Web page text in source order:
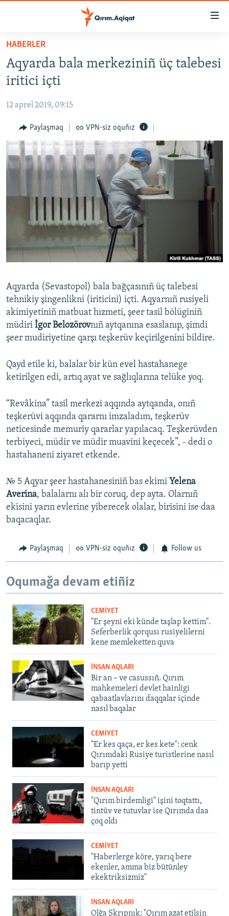
Esas
qaytmaq
Baş
navigatsiyağa
qaytmaq
qaytmaq
HABERLER
SİYASET
İQTİSADİYAT
CEMİYET
MEDENİYET
İNSAN AQLARI
VİDEO
BLOGLAR
FİKİR
Русский
Українською
QOŞULIÑIZ!
RFE/RS bütün saytları
HABERLER
Aqyarda bala merkeziniñ üç talebesi
iritici içti
12 aprel 2019, 09:15
Paylaşmaq VPN-siz oquñız
Aqyarda (Sevastopol) bala bağçasınıñ üç talebesi
tehnikiy şingenlikni (iriticini) içti. Aqyarnıñ rusiyeli
akimiyetiniñ matbuat hızmeti, şeer tasil bölüginiñ
müdiri İgor Belozörovnıñ aytqanına esaslanıp, şimdi
şeer mudiriyetine qarşı teşkerüv keçirilgenini bildire.
Qayd etile ki, balalar bir kün evel hastahanege
ketirilgen edi, artıq ayat ve sağlıqlarına telüke yoq.
“Revâkina” tasil merkezi aqqında aytqanda, onıñ
teşkerüvi aqqında qararnı imzaladım, teşkerüv
neticesinde memuriy qararlar yapılacaq. Teşkerüvden
terbiyeci, müdir ve müdir muavini keçecek”, - dedi o
hastahaneni ziyaret etkende.
№ 5 Aqyar şeer hastahanesiniñ bas ekimi Yelena
Averina, balalarnı alı bir coruq, dep ayta. Olarnıñ
ekisini yarın evlerine yiberecek olalar, birisini ise daa
baqacaqlar.
Paylaşmaq VPN-siz oquñız Follow us
Oqumağa devam etiñiz
CEMİYET
"Er şeyni eki künde taşlap kettim".
Seferberlik qorqusı rusiyelilerni
kene memleketten quva
İNSAN AQLARI
Bir an – ve casussıñ. Qırım
mahkemeleri devlet hainligi
qabaatlavlarını daqqalar içinde
nasıl baqalar
CEMİYET
"Er kes qaça, er kes kete": cenk
Qırımdaki Rusiye turistlerine nasıl
barıp yetti
İNSAN AQLARI
"Qırım birdemligi" işini toqtattı,
tintüv ve tutuvlar ise Qırımda daa
çoq oldı
CEMİYET
"Haberlerge köre, yarıq bere
ekenler, amma biz bütünley
ekektriksizmiz"
İNSAN AQLARI
Olğa Skrıpnık: "Qırım azat etilsin